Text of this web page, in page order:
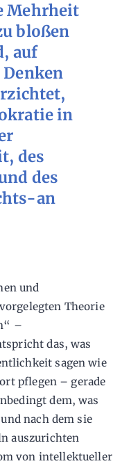
Mehrheit
bloßen
auf
in
des
des
an
und
Theorie
–
das, was
sagen wie
pflegen – gerade
dem, was
nach dem sie
auszurichten
von intellektueller